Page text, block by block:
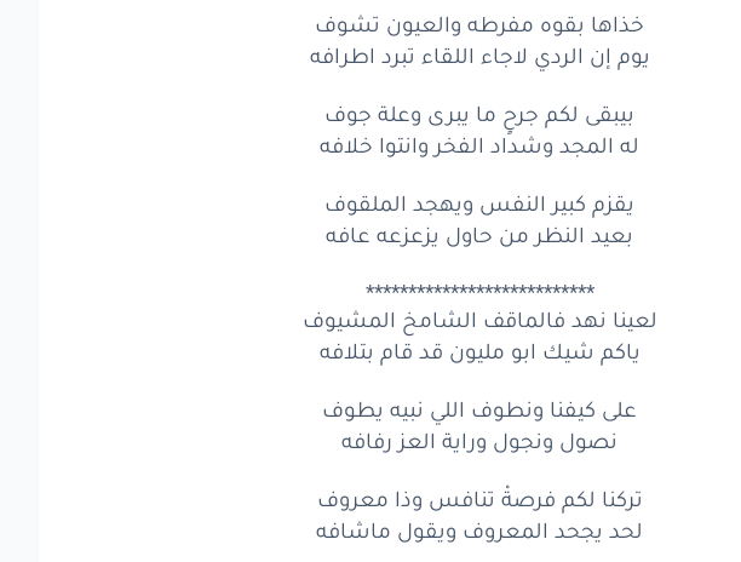
خذاها بقوه مفرطه والعيون تشوف
يوم إن الردي لاجاء اللقاء تبرد اطرافه
بيبقى لكم جرحٍ ما يبرى وعلة جوف
له المجد وشداد الفخر وانتوا خلافه
يقزم كبير النفس ويهجد الملقوف
بعيد النظر من حاول يزعزعه عافه
***************************
لعينا نهد فالماقف الشامخ المشيوف
ياكم شيك ابو مليون قد قام بتلافه
على كيفنا ونطوف اللي نبيه يطوف
نصول ونجول وراية العز رفافه
تركنا لكم فرصةْ تنافس وذا معروف
لحد يجحد المعروف ويقول ماشافه